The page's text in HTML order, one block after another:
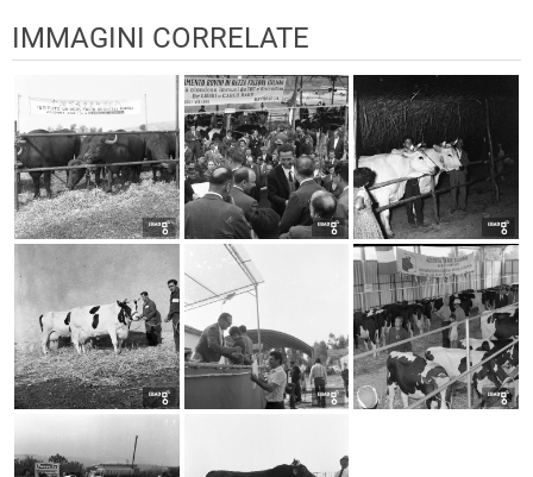
IMMAGINI CORRELATE